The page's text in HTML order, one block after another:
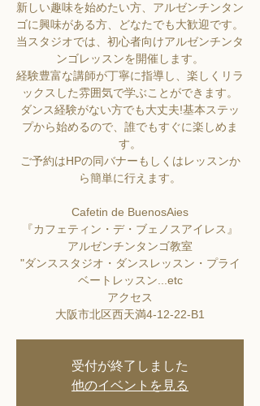
新しい趣味を始めたい方、アルゼンチンタン
ゴに興味がある方、どなたでも大歓迎です。
当スタジオでは、初心者向けアルゼンチンタ
ンゴレッスンを開催します。
経験豊富な講師が丁寧に指導し、楽しくリラ
ックスした雰囲気で学ぶことができます。
ダンス経験がない方でも大丈夫!基本ステッ
プから始めるので、誰でもすぐに楽しめま
す。
ご予約はHPの同バナーもしくはレッスンか
ら簡単に行えます。
Cafetin de BuenosAies
『カフェティン・デ・ブェノスアイレス』
アルゼンチンタンゴ教室
"ダンススタジオ・ダンスレッスン・プライ
ベートレッスン...etc
アクセス
大阪市北区西天満4-12-22-B1
受付が終了しました
他のイベントを見る